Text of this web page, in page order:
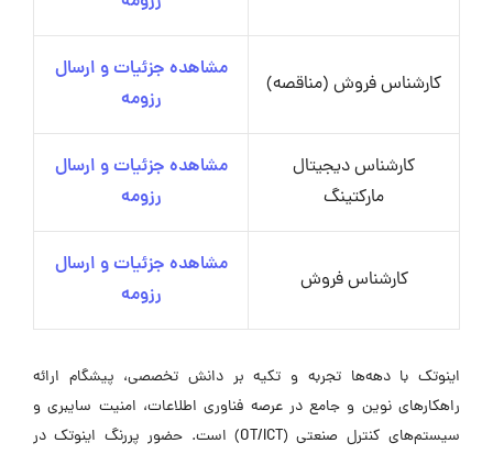
کارشناس فروش (مناقصه)
مشاهده جزئیات و ارسال
رزومه
کارشناس دیجیتال
مارکتینگ
مشاهده جزئیات و ارسال
رزومه
کارشناس فروش
مشاهده جزئیات و ارسال
رزومه
اینوتک با دهه‌ها تجربه و تکیه بر دانش تخصصی، پیشگام ارائه
راهکارهای نوین و جامع در عرصه فناوری اطلاعات، امنیت سایبری و
سیستم‌های کنترل صنعتی (OT/ICT) است. حضور پررنگ اینوتک در